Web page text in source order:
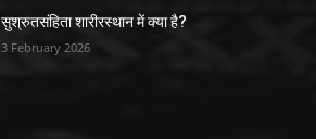
सुश्रुतसंहिता शारीरस्थान में क्या है?
3 February 2026